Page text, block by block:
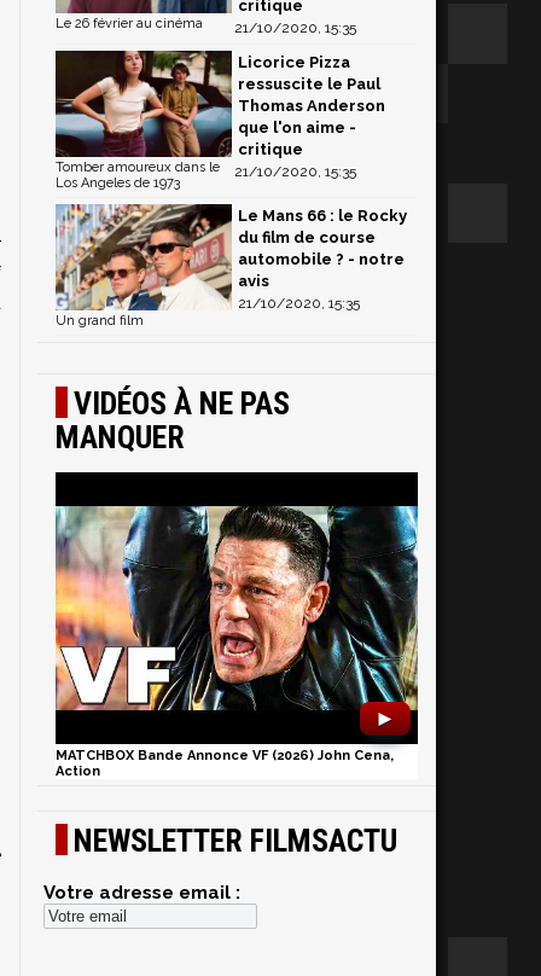
critique
21/10/2020, 15:35
Le 26 février au cinéma
Licorice Pizza
ressuscite le Paul
Thomas Anderson
que l'on aime -
critique
21/10/2020, 15:35
Tomber amoureux dans le
Los Angeles de 1973
Le Mans 66 : le Rocky
du film de course
automobile ? - notre
avis
21/10/2020, 15:35
Un grand film
VIDÉOS À NE PAS
MANQUER
►
MATCHBOX Bande Annonce VF (2026) John Cena,
Action
NEWSLETTER FILMSACTU
Votre adresse email :